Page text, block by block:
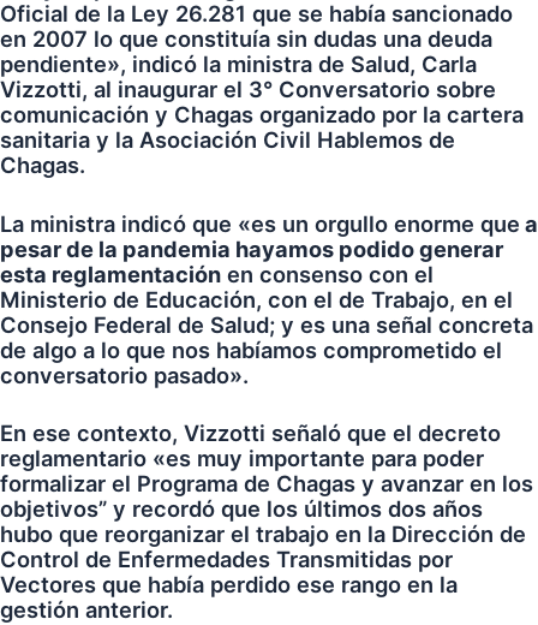
Oficial de la Ley 26.281 que se había sancionado
en 2007 lo que constituía sin dudas una deuda
pendiente», indicó la ministra de Salud, Carla
Vizzotti, al inaugurar el 3° Conversatorio sobre
comunicación y Chagas organizado por la cartera
sanitaria y la Asociación Civil Hablemos de
Chagas.
La ministra indicó que «es un orgullo enorme que a
pesar de la pandemia hayamos podido generar
esta reglamentación en consenso con el
Ministerio de Educación, con el de Trabajo, en el
Consejo Federal de Salud; y es una señal concreta
de algo a lo que nos habíamos comprometido el
conversatorio pasado».
En ese contexto, Vizzotti señaló que el decreto
reglamentario «es muy importante para poder
formalizar el Programa de Chagas y avanzar en los
objetivos” y recordó que los últimos dos años
hubo que reorganizar el trabajo en la Dirección de
Control de Enfermedades Transmitidas por
Vectores que había perdido ese rango en la
gestión anterior.